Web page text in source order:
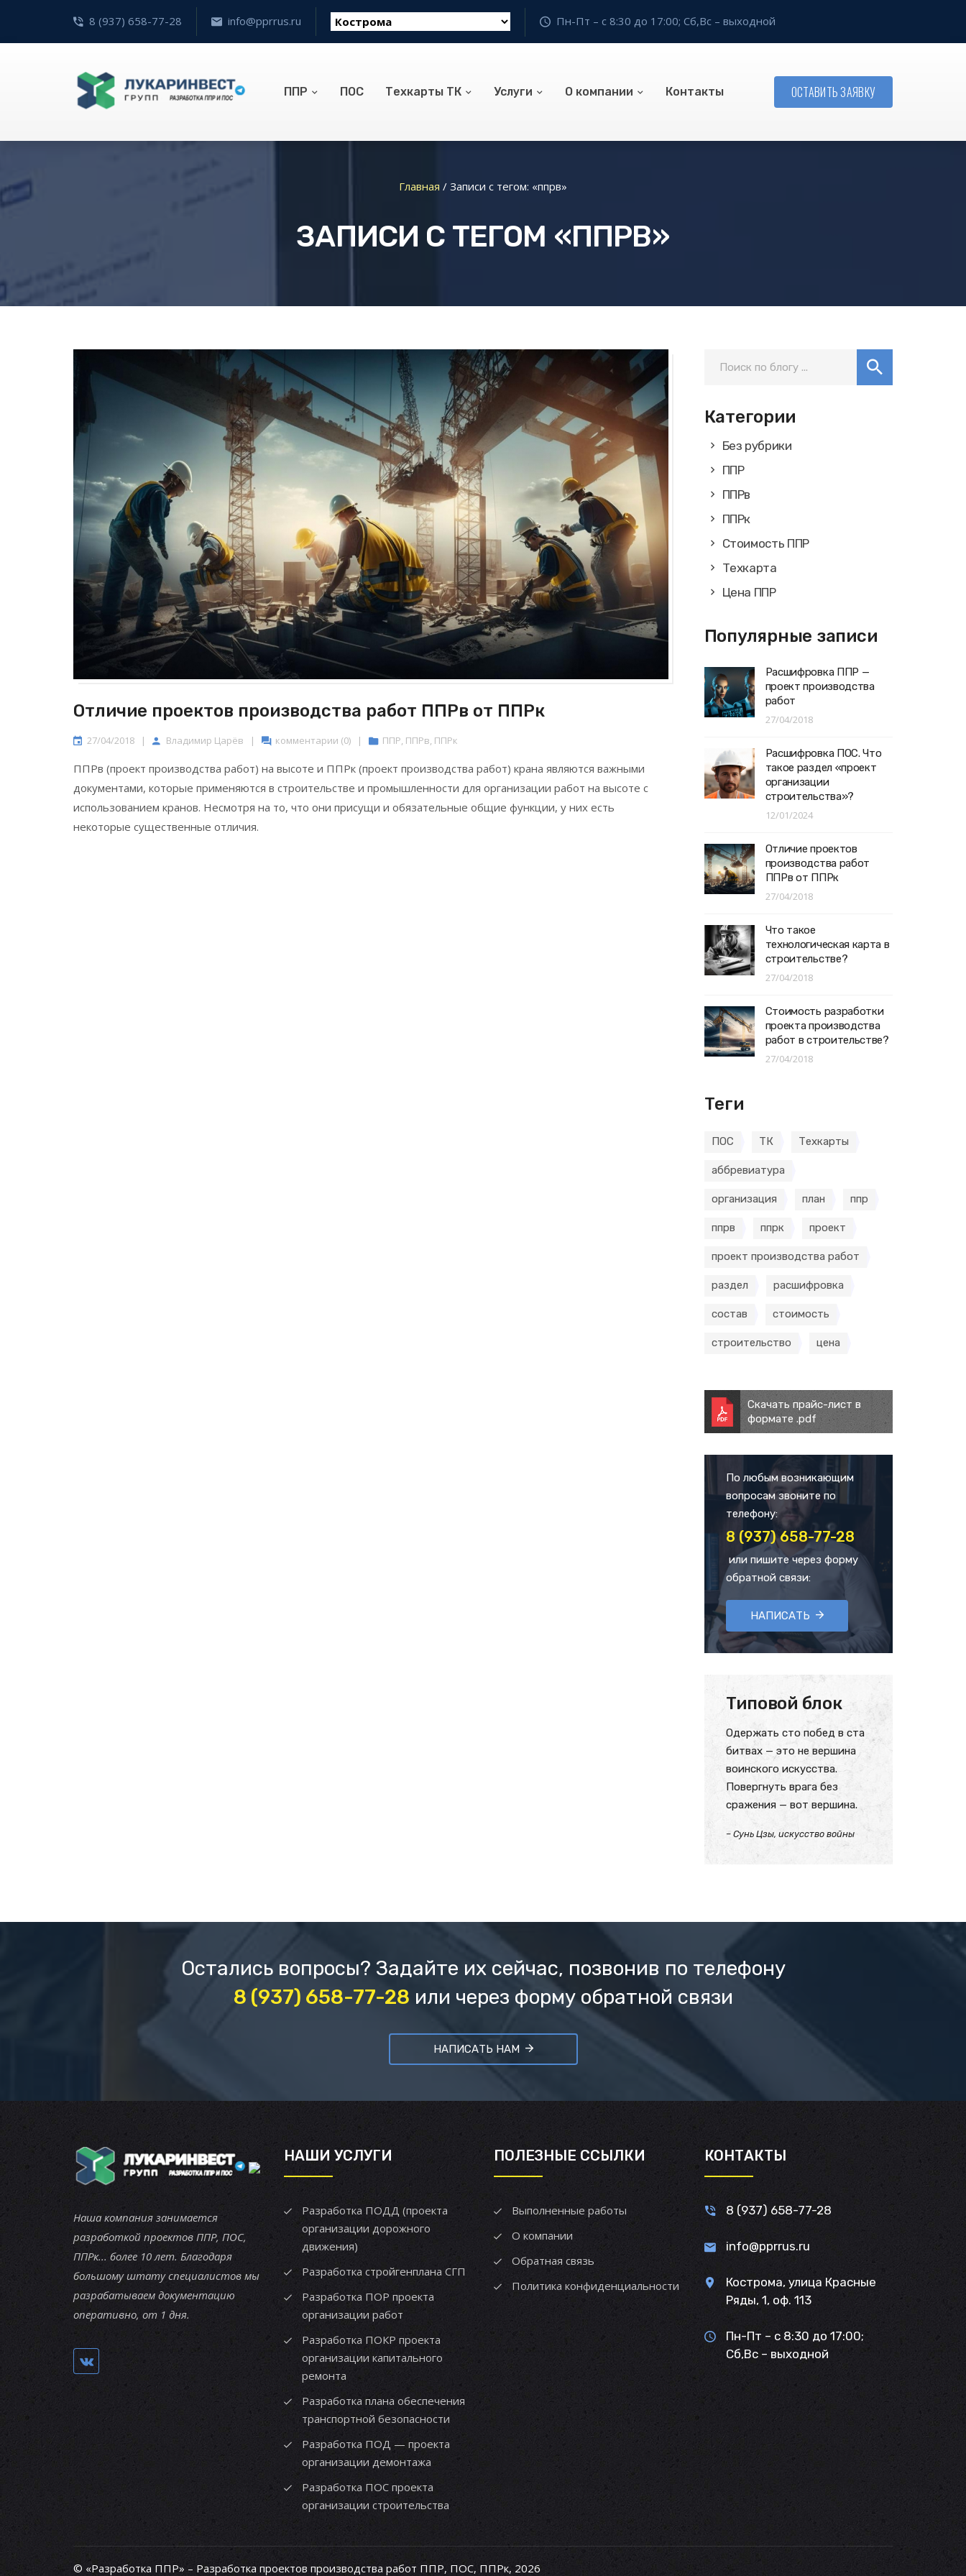
8 (937) 658-77-28 info@pprrus.ru Пн-Пт – с 8:30 до 17:00; Сб,Вс – выходной
ППР ПОС Техкарты ТК Услуги О компании Контакты ОСТАВИТЬ ЗАЯВКУ
Главная / Записи с тегом: «ппрв»
ЗАПИСИ С ТЕГОМ «ППРВ»
Отличие проектов производства работ ППРв от ППРк
27/04/2018 | Владимир Царёв | комментарии (0) | ППР, ППРв, ППРк
ППРв (проект производства работ) на высоте и ППРк (проект производства работ) крана являются важными
документами, которые применяются в строительстве и промышленности для организации работ на высоте с
использованием кранов. Несмотря на то, что они присущи и обязательные общие функции, у них есть
некоторые существенные отличия.
Категории
Без рубрики
ППР
ППРв
ППРк
Стоимость ППР
Техкарта
Цена ППР
Популярные записи
Расшифровка ППР —
проект производства
работ
27/04/2018
Расшифровка ПОС. Что
такое раздел «проект
организации
строительства»?
12/01/2024
Отличие проектов
производства работ
ППРв от ППРк
27/04/2018
Что такое
технологическая карта в
строительстве?
27/04/2018
Стоимость разработки
проекта производства
работ в строительстве?
27/04/2018
Теги
ПОС ТК Техкарты
аббревиатура
организация план ппр
ппрв ппрк проект
проект производства работ
раздел расшифровка
состав стоимость
строительство цена
Скачать прайс-лист в
формате .pdf
По любым возникающим
вопросам звоните по
телефону:
8 (937) 658-77-28
или пишите через форму
обратной связи:
НАПИСАТЬ
Типовой блок
Одержать сто побед в ста
битвах — это не вершина
воинского искусства.
Повергнуть врага без
сражения — вот вершина.
– Сунь Цзы, искусство войны
Остались вопросы? Задайте их сейчас, позвонив по телефону
8 (937) 658-77-28 или через форму обратной связи
НАПИСАТЬ НАМ
Наша компания занимается
разработкой проектов ППР, ПОС,
ППРк... более 10 лет. Благодаря
большому штату специалистов мы
разрабатываем документацию
оперативно, от 1 дня.
НАШИ УСЛУГИ
Разработка ПОДД (проекта
организации дорожного
движения)
Разработка стройгенплана СГП
Разработка ПОР проекта
организации работ
Разработка ПОКР проекта
организации капитального
ремонта
Разработка плана обеспечения
транспортной безопасности
Разработка ПОД — проекта
организации демонтажа
Разработка ПОС проекта
организации строительства
ПОЛЕЗНЫЕ ССЫЛКИ
Выполненные работы
О компании
Обратная связь
Политика конфиденциальности
КОНТАКТЫ
8 (937) 658-77-28
info@pprrus.ru
Кострома, улица Красные
Ряды, 1, оф. 113
Пн-Пт – с 8:30 до 17:00;
Сб,Вс – выходной
© «Разработка ППР» – Разработка проектов производства работ ППР, ПОС, ППРк, 2026